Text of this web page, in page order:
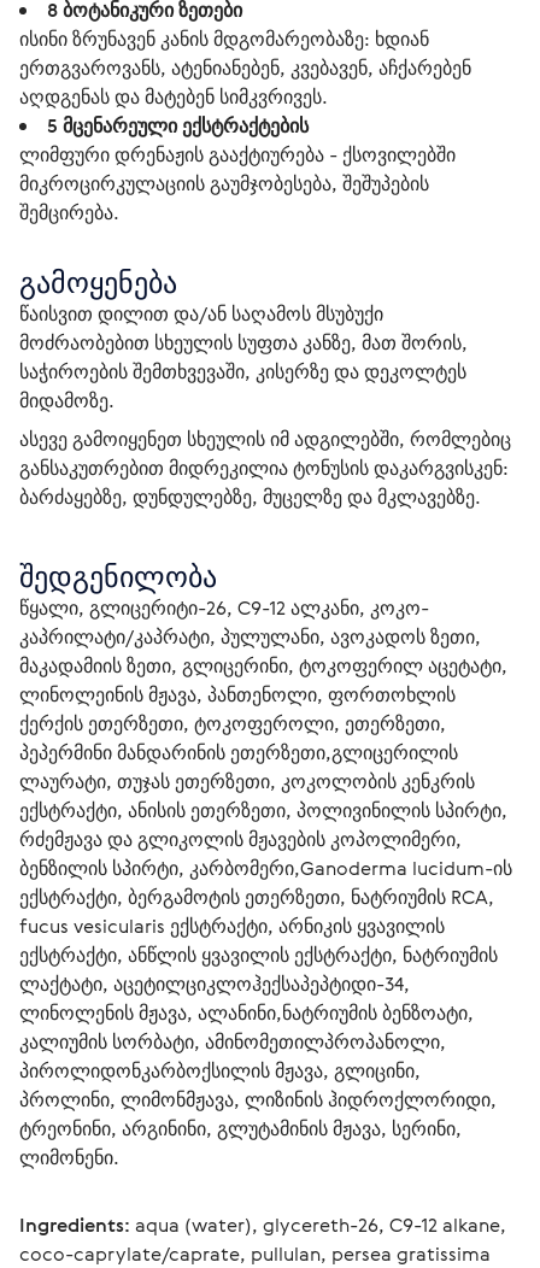
8ბოტანიკური ზეთები
ისინი ზრუნავენ კანის მდგომარეობაზე: ხდიან
ერთგვაროვანს, ატენიანებენ, კვებავენ, აჩქარებენ
აღდგენას და მატებენ სიმკვრივეს.
5 მცენარეული ექსტრაქტების
ლიმფური დრენაჟის გააქტიურება - ქსოვილებში
მიკროცირკულაციის გაუმჯობესება, შეშუპების
შემცირება.
გამოყენება
წაისვით დილით და/ან საღამოს მსუბუქი
მოძრაობებით სხეულის სუფთა კანზე, მათ შორის,
საჭიროების შემთხვევაში, კისერზე და დეკოლტეს
მიდამოზე.
ასევე გამოიყენეთ სხეულის იმ ადგილებში, რომლებიც
განსაკუთრებით მიდრეკილია ტონუსის დაკარგვისკენ:
ბარძაყებზე, დუნდულებზე, მუცელზე და მკლავებზე.
შედგენილობა
წყალი, გლიცერიტი-26, C9-12 ალკანი, კოკო-
კაპრილატი/კაპრატი, პულულანი, ავოკადოს ზეთი,
მაკადამიის ზეთი, გლიცერინი, ტოკოფერილ აცეტატი,
ლინოლეინის მჟავა, პანთენოლი, ფორთოხლის
ქერქის ეთერზეთი, ტოკოფეროლი, ეთერზეთი,
პეპერმინი მანდარინის ეთერზეთი,გლიცერილის
ლაურატი, თუჯას ეთერზეთი, კოკოლობის კენკრის
ექსტრაქტი, ანისის ეთერზეთი, პოლივინილის სპირტი,
რძემჟავა და გლიკოლის მჟავების კოპოლიმერი,
ბენზილის სპირტი, კარბომერი,Ganoderma lucidum-ის
ექსტრაქტი, ბერგამოტის ეთერზეთი, ნატრიუმის RCA,
fucus vesicularis ექსტრაქტი, არნიკის ყვავილის
ექსტრაქტი, ანწლის ყვავილის ექსტრაქტი, ნატრიუმის
ლაქტატი, აცეტილციკლოჰექსაპეპტიდი-34,
ლინოლენის მჟავა, ალანინი,ნატრიუმის ბენზოატი,
კალიუმის სორბატი, ამინომეთილპროპანოლი,
პიროლიდონკარბოქსილის მჟავა, გლიცინი,
პროლინი, ლიმონმჟავა, ლიზინის ჰიდროქლორიდი,
ტრეონინი, არგინინი, გლუტამინის მჟავა, სერინი,
ლიმონენი.
Ingredients: aqua (water), glycereth-26, C9-12 alkane,
coco-caprylate/caprate, pullulan, persea gratissima